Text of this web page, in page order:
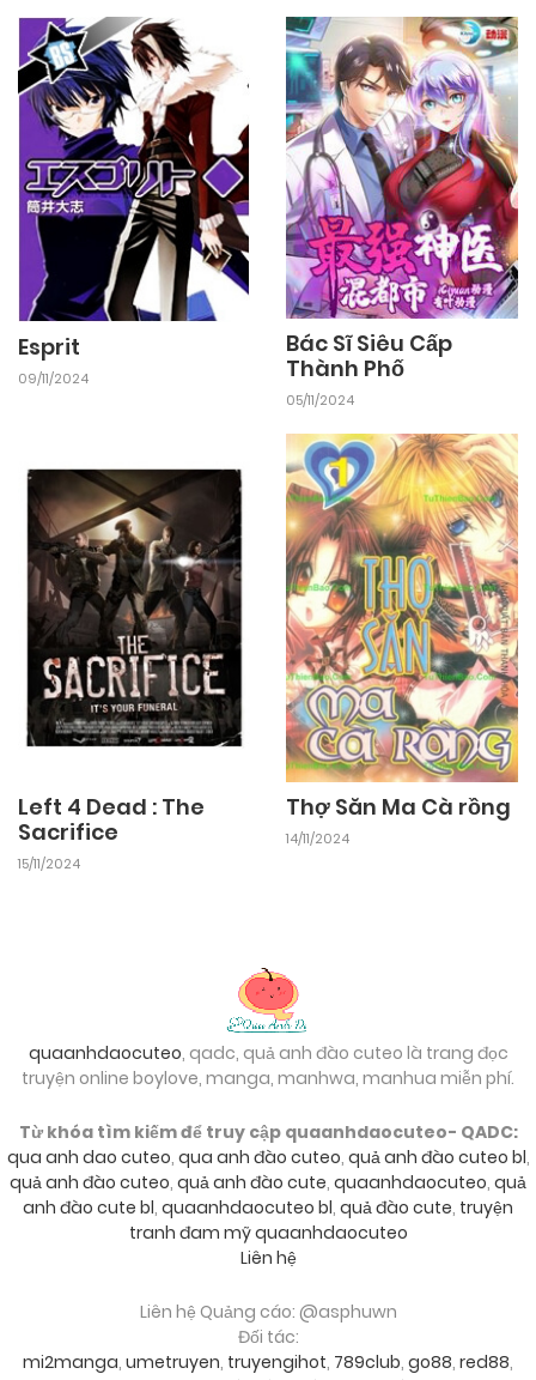
Esprit
09/11/2024
Bác Sĩ Siêu Cấp
Thành Phố
05/11/2024
Left 4 Dead : The
Sacrifice
15/11/2024
Thợ Săn Ma Cà rồng
14/11/2024
quaanhdaocuteo, qadc, quả anh đào cuteo là trang đọc
truyện online boylove, manga, manhwa, manhua miễn phí.
Từ khóa tìm kiếm để truy cập quaanhdaocuteo- QADC:
qua anh dao cuteo, qua anh đào cuteo, quả anh đào cuteo bl,
quả anh đào cuteo, quả anh đào cute, quaanhdaocuteo, quả
anh đào cute bl, quaanhdaocuteo bl, quả đào cute, truyện
tranh đam mỹ quaanhdaocuteo
Liên hệ
Liên hệ Quảng cáo: @asphuwn
Đối tác:
mi2manga, umetruyen, truyengihot, 789club, go88, red88,